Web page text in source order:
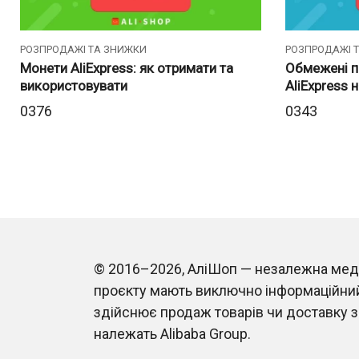
РОЗПРОДАЖІ ТА ЗНИЖКИ
Монети AliExpress: як отримати та
використовувати
0376
РОЗПРОДАЖІ
Обмежені
AliExpress
0343
© 2016–2026, АліШоп — незалежна
проєкту мають виключно
здійснює продаж товарів чи доставку
належать Alibaba Group.